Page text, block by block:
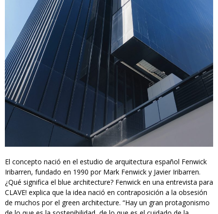
El concepto nació en el estudio de arquitectura español Fenwick
Iribarren, fundado en 1990 por Mark Fenwick y Javier Iribarren.
¿Qué significa el blue architecture? Fenwick en una entrevista para
CLAVE! explica que la idea nació en contraposición a la obsesión
de muchos por el green architecture. “Hay un gran protagonismo